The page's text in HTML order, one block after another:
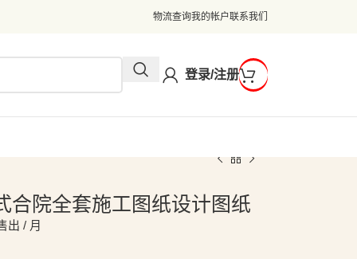
物流查询我的帐户联系我们
登录/注册
合院全套施工图纸设计图纸
出 / 月